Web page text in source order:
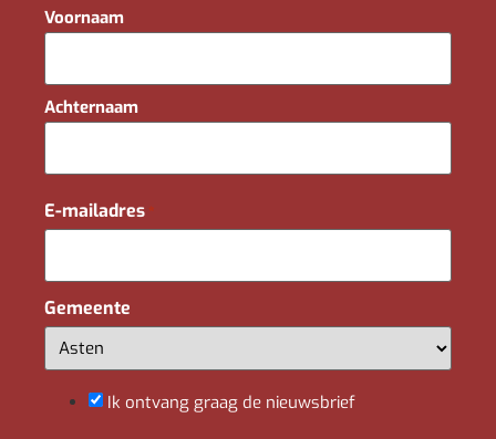
Voornaam
Achternaam
E-mailadres *
Gemeente
Ik ontvang graag de nieuwsbrief